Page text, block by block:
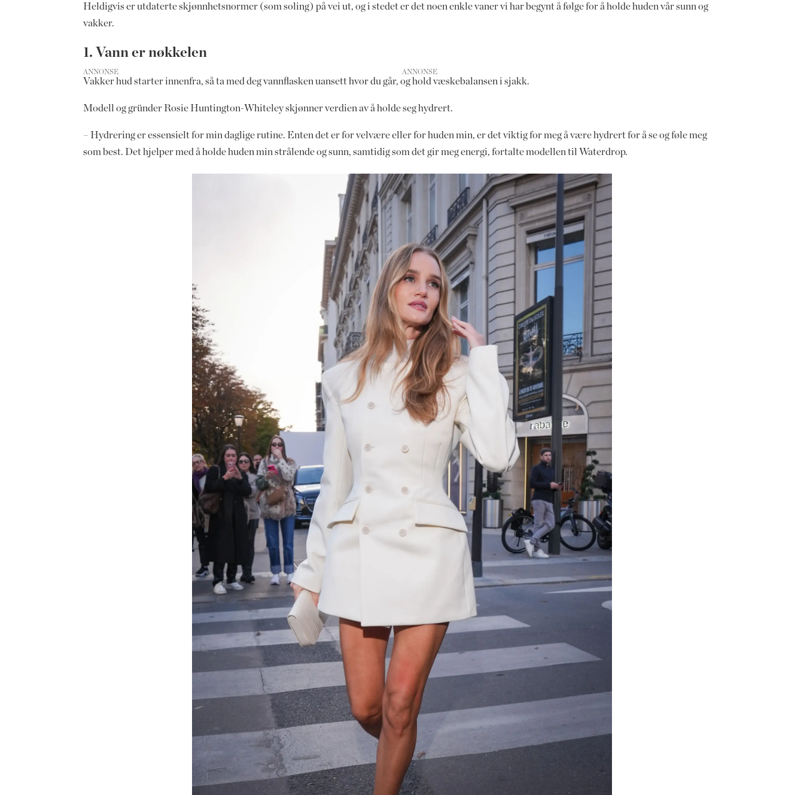
Heldigvis er utdaterte skjønnhetsnormer (som soling) på vei ut, og i stedet er det noen enkle vaner vi har begynt å følge for å holde huden vår sunn og
vakker.
1. Vann er nøkkelen
ANNONSE
Vakker hud starter innenfra, så ta med deg vannflasken uansett hvor du går, og hold væskebalansen i sjakk.
Modell og gründer Rosie Huntington-Whiteley skjønner verdien av å holde seg hydrert.
– Hydrering er essensielt for min daglige rutine. Enten det er for velvære eller for huden min, er det viktig for meg å være hydrert for å se og føle meg
som best. Det hjelper med å holde huden min strålende og sunn, samtidig som det gir meg energi, fortalte modellen til Waterdrop.